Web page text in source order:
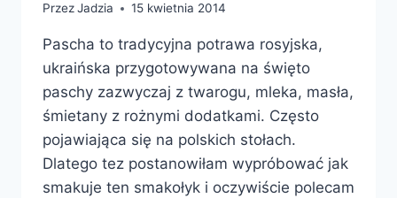
PrzezJadzia 15 kwietnia 2014
Pascha to tradycyjna potrawa rosyjska,
ukraińska przygotowywana na święto
paschy zazwyczaj z twarogu, mleka, masła,
śmietany z rożnymi dodatkami. Często
pojawiająca się na polskich stołach.
Dlatego tez postanowiłam wypróbować jak
smakuje ten smakołyk i oczywiście polecam